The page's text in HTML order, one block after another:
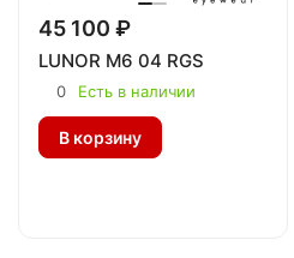
45 100 ₽
LUNOR M6 04 RGS
0 Есть в наличии
В корзину